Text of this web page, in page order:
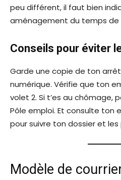
peu différent, il faut bien
aménagement du temps de
Conseils pour éviter
Garde une copie de ton
numérique. Vérifie que ton
volet 2. Si t’es au chômage,
Pôle emploi. Et consulte ton
pour suivre ton dossier et
Modèle de